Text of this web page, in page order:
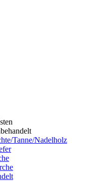
Tanne/Nadelholz